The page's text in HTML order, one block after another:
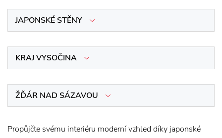
JAPONSKÉ STĚNY
KRAJ VYSOČINA
ŽĎÁR NAD SÁZAVOU
Propůjčte svému interiéru moderní vzhled díky japonské